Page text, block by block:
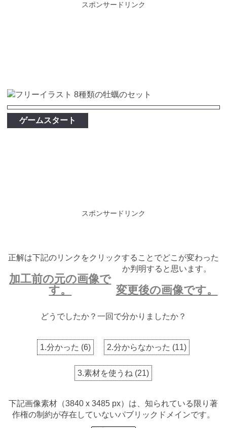
スポンサードリンク
ゲームスタート
スポンサードリンク
正解は下記のリンクをクリックすることでどこが変わった
か判明すると思います。
加工前の元の画像で
す。
変更後の画像です。
どうでしたか？一回で分かりましたか？
1.分かった (6) 2.分からなかった (11)
3.素材を使うね (21)
下記画像素材（3840 x 3485 px）は、知られている限り著
作権の制約が存在していないパブリックドメインです。